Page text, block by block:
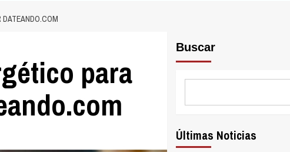
DATEANDO.COM
para
Buscar
Últimas Noticias